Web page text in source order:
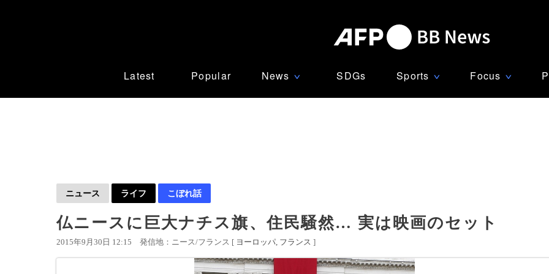
Latest Popular News ∨ SDGs Sports ∨ Focus ∨
ニュース ライフ こぼれ話
仏ニースに巨大ナチス旗、住民騒然… 実は映画のセット
2015年9月30日 12:15 発信地：ニース/フランス [ ヨーロッパ フランス ]